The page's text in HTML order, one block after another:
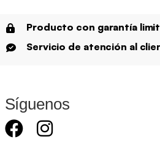
Producto con garantía
Servicio de atención al
Síguenos